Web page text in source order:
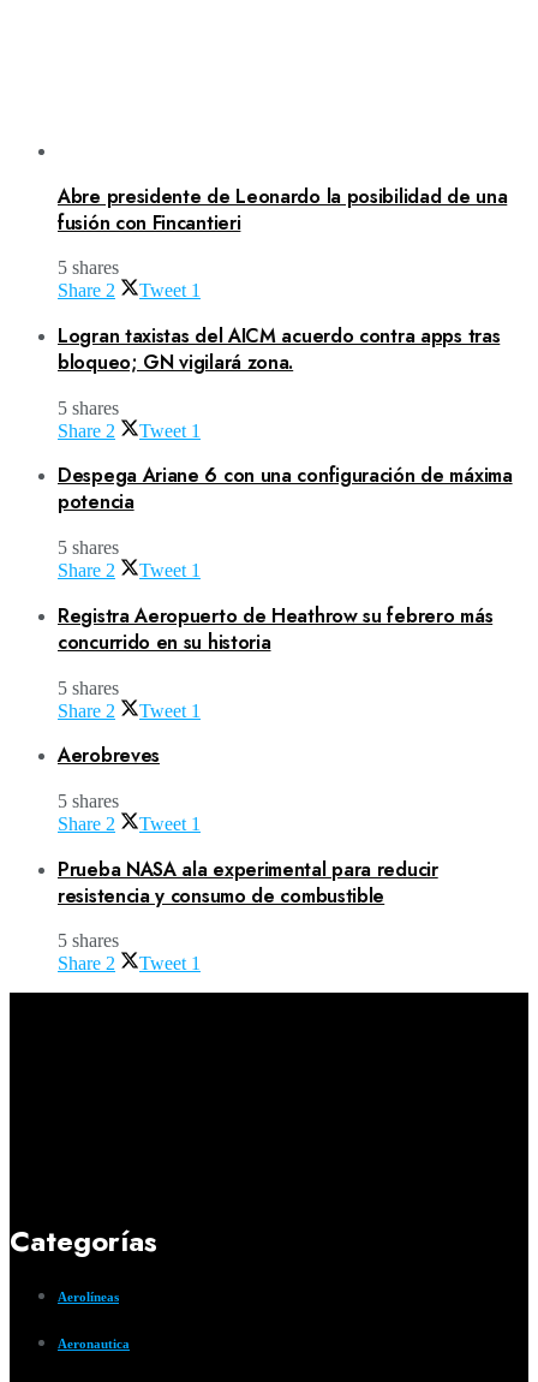
Abre presidente de Leonardo la posibilidad de una
fusión con Fincantieri
5 shares
Share 2 Tweet 1
Logran taxistas del AICM acuerdo contra apps tras
bloqueo; GN vigilará zona.
5 shares
Share 2 Tweet 1
Despega Ariane 6 con una configuración de máxima
potencia
5 shares
Share 2 Tweet 1
Registra Aeropuerto de Heathrow su febrero más
concurrido en su historia
5 shares
Share 2 Tweet 1
Aerobreves
5 shares
Share 2 Tweet 1
Prueba NASA ala experimental para reducir
resistencia y consumo de combustible
5 shares
Share 2 Tweet 1
Categorías
Aerolíneas
Aeronautica